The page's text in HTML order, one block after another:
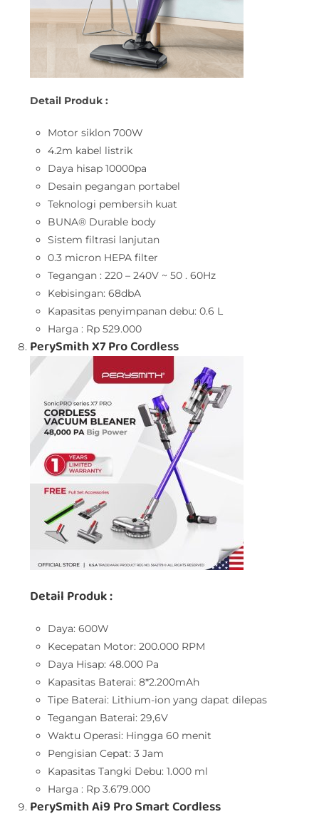
Detail Produk :
Motor siklon 700W
4.2m kabel listrik
Daya hisap 10000pa
Desain pegangan portabel
Teknologi pembersih kuat
BUNA® Durable body
Sistem filtrasi lanjutan
0.3 micron HEPA filter
Tegangan : 220 – 240V ~ 50 . 60Hz
Kebisingan: 68dbA
Kapasitas penyimpanan debu: 0.6 L
Harga : Rp 529.000
PerySmith X7 Pro Cordless
Detail Produk :
Daya: 600W
Kecepatan Motor: 200.000 RPM
Daya Hisap: 48.000 Pa
Kapasitas Baterai: 8*2.200mAh
Tipe Baterai: Lithium-ion yang dapat dilepas
Tegangan Baterai: 29,6V
Waktu Operasi: Hingga 60 menit
Pengisian Cepat: 3 Jam
Kapasitas Tangki Debu: 1.000 ml
Harga : Rp 3.679.000
PerySmith Ai9 Pro Smart Cordless